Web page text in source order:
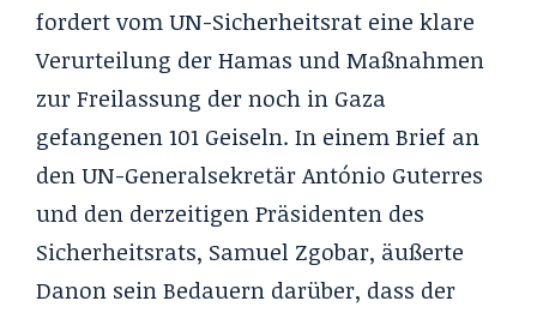
fordert vom UN-Sicherheitsrat eine klare
Verurteilung der Hamas und Maßnahmen
zur Freilassung der noch in Gaza
gefangenen 101 Geiseln. In einem Brief an
den UN-Generalsekretär António Guterres
und den derzeitigen Präsidenten des
Sicherheitsrats, Samuel Zgobar, äußerte
Danon sein Bedauern darüber, dass der